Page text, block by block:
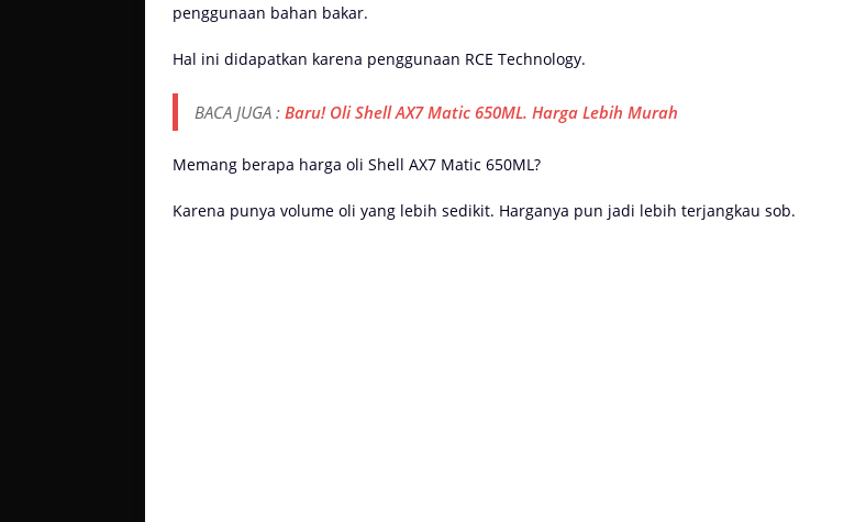
penggunaan bahan bakar.
Hal ini didapatkan karena penggunaan RCE Technology.
BACA JUGA : Baru! Oli Shell AX7 Matic 650ML. Harga Lebih Murah
Memang berapa harga oli Shell AX7 Matic 650ML?
Karena punya volume oli yang lebih sedikit. Harganya pun jadi lebih terjangkau sob.